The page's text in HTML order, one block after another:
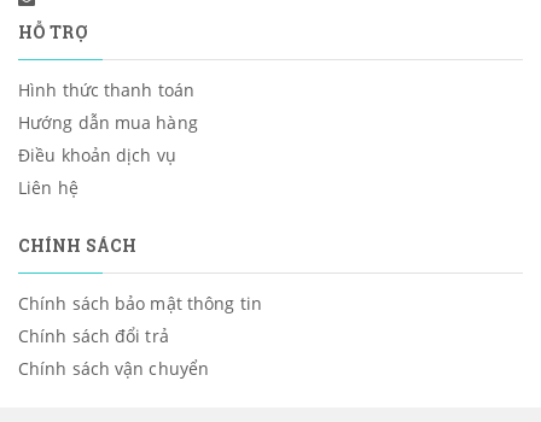
HỖ TRỢ
Hình thức thanh toán
Hướng dẫn mua hàng
Điều khoản dịch vụ
Liên hệ
CHÍNH SÁCH
Chính sách bảo mật thông tin
Chính sách đổi trả
Chính sách vận chuyển